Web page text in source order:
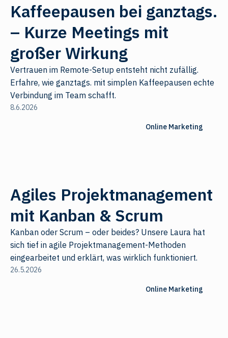
Kaffeepausen bei ganztags.
– Kurze Meetings mit
großer Wirkung
Vertrauen im Remote-Setup entsteht nicht zufällig.
Erfahre, wie ganztags. mit simplen Kaffeepausen echte
Verbindung im Team schafft.
8.6.2026
Online Marketing
Agiles Projektmanagement
mit Kanban & Scrum
Kanban oder Scrum – oder beides? Unsere Laura hat
sich tief in agile Projektmanagement-Methoden
eingearbeitet und erklärt, was wirklich funktioniert.
26.5.2026
Online Marketing